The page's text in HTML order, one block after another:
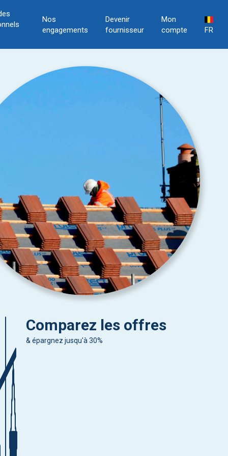
Nos
engagements
Devenir
fournisseur
Mon
compte
FR
Comparez les offres
& épargnez jusqu'à 30%